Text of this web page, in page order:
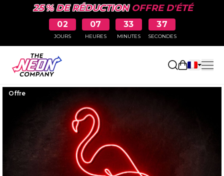
25 % DE RÉDUCTIONOFFRE D'ÉTÉ
02
JOURS
07
HEURES
33
MINUTES
36
SECONDES
Ouvrir le
Offre